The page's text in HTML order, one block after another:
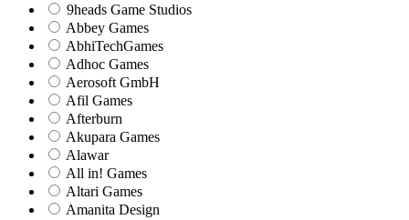
9heads Game Studios
Abbey Games
AbhiTechGames
Adhoc Games
Aerosoft GmbH
Afil Games
Afterburn
Akupara Games
Alawar
All in! Games
Altari Games
Amanita Design